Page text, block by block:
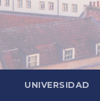
UNIVERSIDAD